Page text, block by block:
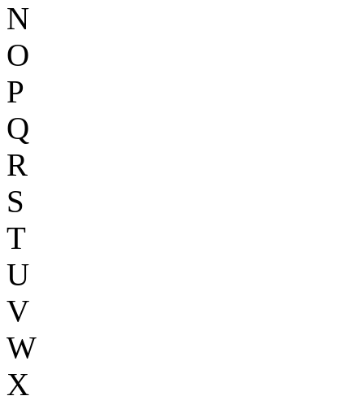
N
O
P
Q
R
S
T
U
V
W
X